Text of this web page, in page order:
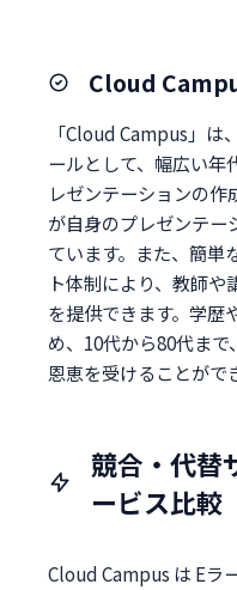
Cloud
「Cloud Campus」は
ールとして、幅広い年
レゼンテーションの作
が自身のプレゼンテー
ています。また、簡単
ト体制により、教師
を提供できます。学歴
め、10代から80代ま
恩恵を受けることがで
競合・代替
ービス比較
Cloud Campus は Eラ